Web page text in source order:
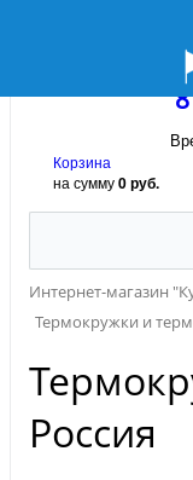
Корзина
на сумму0 руб.
Интернет-магазин
Термокружки и
Россия